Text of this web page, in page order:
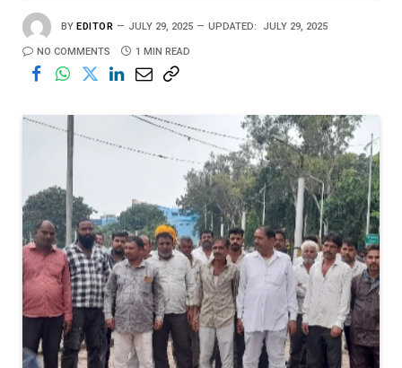
BY EDITOR JULY 29, 2025 UPDATED: JULY 29, 2025
NO COMMENTS 1 MIN READ